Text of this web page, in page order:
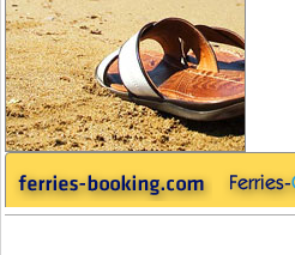
Endeavor Ferries -
Entretenimiento a Bordo